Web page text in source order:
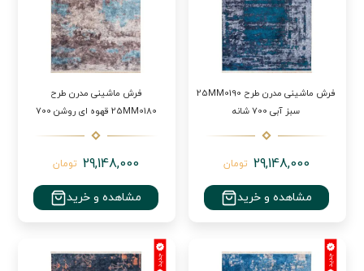
فرش ماشینی مدرن طرح 25MM0190
سبز آبی 700 شانه
29,148,000 تومان
مشاهده و خرید
فرش ماشینی مدرن طرح
25MM0180 قهوه ای روشن 700
شانه
29,148,000 تومان
مشاهده و خرید